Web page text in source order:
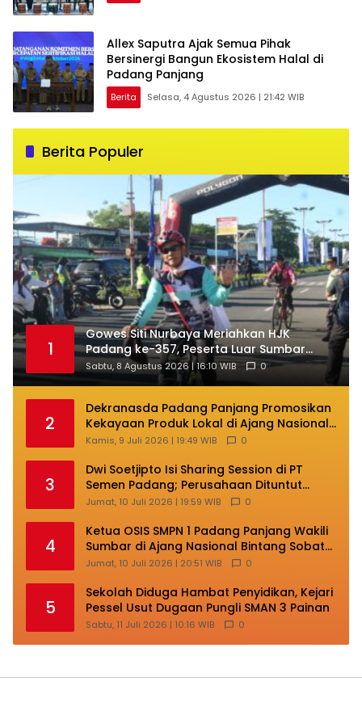
Allex Saputra Ajak Semua Pihak
Bersinergi Bangun Ekosistem Halal di
Padang Panjang
Berita Selasa, 4 Agustus 2026 | 21:42 WIB
Berita Populer
1
Gowes Siti Nurbaya Meriahkan HJK
Padang ke-357, Peserta Luar Sumbar
Turut Ramaikan
Sabtu, 8 Agustus 2026 | 16:10 WIB 0
2
Dekranasda Padang Panjang Promosikan
Kekayaan Produk Lokal di Ajang Nasional
Makassar
Kamis, 9 Juli 2026 | 19:49 WIB 0
3
Dwi Soetjipto Isi Sharing Session di PT
Semen Padang; Perusahaan Dituntut
Lakukan Transformasi
Jumat, 10 Juli 2026 | 19:59 WIB 0
4
Ketua OSIS SMPN 1 Padang Panjang Wakili
Sumbar di Ajang Nasional Bintang Sobat
SMP
Jumat, 10 Juli 2026 | 20:51 WIB 0
5
Sekolah Diduga Hambat Penyidikan, Kejari
Pessel Usut Dugaan Pungli SMAN 3 Painan
Sabtu, 11 Juli 2026 | 10:16 WIB 0